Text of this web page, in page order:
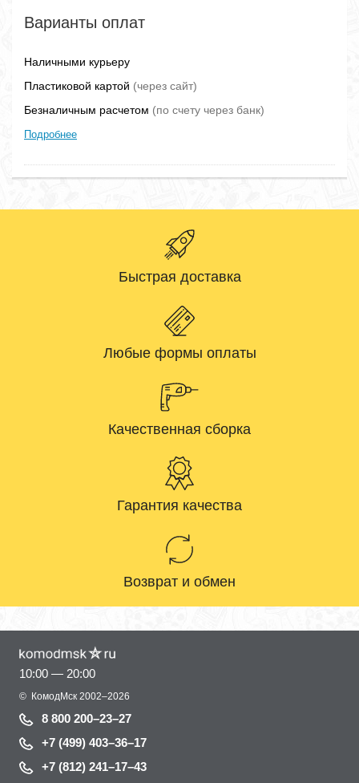
Варианты оплат
Наличными курьеру
Пластиковой картой (через сайт)
Безналичным расчетом (по счету через банк)
Подробнее
Быстрая доставка
Любые формы оплаты
Качественная сборка
Гарантия качества
Возврат и обмен
10:00 — 20:00
© КомодМск 2002–2026
8 800 200–23–27
+7 (499) 403–36–17
+7 (812) 241–17–43